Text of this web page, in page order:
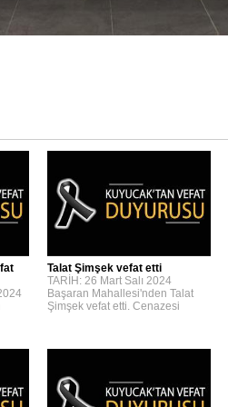
Talat Şimşek vefat etti
TARİH: 26 Mart Salı 2024
Başaran Mahallesi'nden Talat
Şimşek vefat etti. Cenazesi